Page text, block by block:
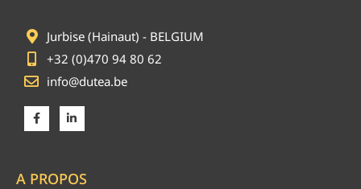
Jurbise (Hainaut) - BELGIUM
+32 (0)470 94 80 62
info@dutea.be
A PROPOS